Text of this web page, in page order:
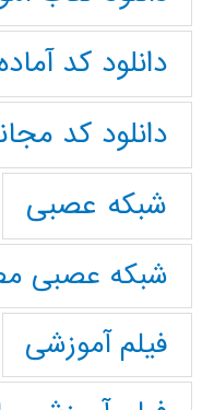
دانلود کد
دانلود کد
شبکه عصبی
شبکه عصبی
فیلم آموزشی